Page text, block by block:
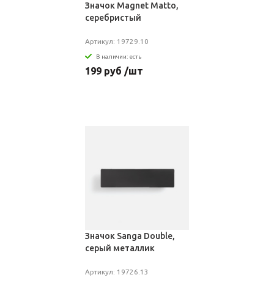
Значок Magnet Matto,
серебристый
Артикул: 19729.10
В наличии: есть
199 руб /шт
Значок Sanga Double,
серый металлик
Артикул: 19726.13